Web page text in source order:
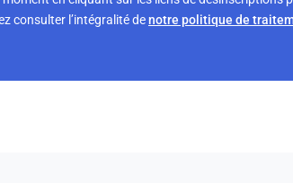
consulter l’intégralité denotre politique de